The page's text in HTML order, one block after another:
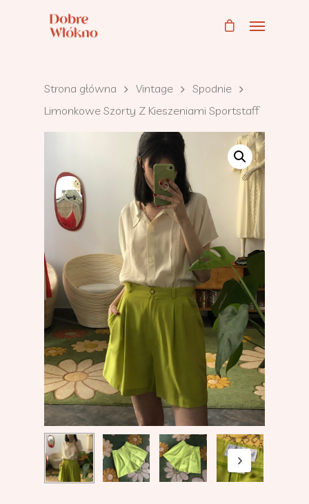
Strona główna Vintage
Spodnie
Limonkowe Szorty Z Kieszeniami Sportstaff